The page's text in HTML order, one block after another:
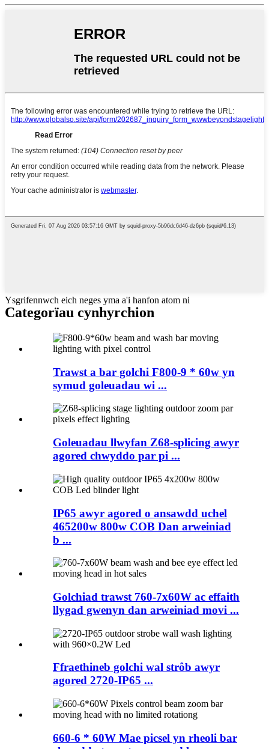
Ysgrifennwch eich neges yma a'i hanfon atom ni
Categorïau cynhyrchion
Trawst a bar golchi F800-9 * 60w yn
symud goleuadau wi ...
Goleuadau llwyfan Z68-splicing awyr
agored chwyddo par pi ...
IP65 awyr agored o ansawdd uchel
465200w 800w COB Dan arweiniad
b ...
Golchiad trawst 760-7x60W ac effaith
llygad gwenyn dan arweiniad movi ...
Ffraethineb golchi wal strôb awyr
agored 2720-IP65 ...
660-6 * 60W Mae picsel yn rheoli bar